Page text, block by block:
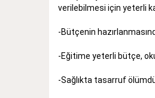
verilebilmesi için yeterli
-Bütçenin
-Eğitime yeterli bütçe,
-Sağlıkta tasarruf